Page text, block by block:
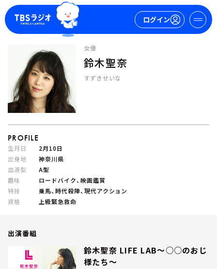
ログイン
マイページ
ログイン
今日の番組表
週間番組表
トピックス
イベント・グッズ
YouTube
会社情報
女優
鈴木聖奈
すずきせいな
PROFILE
生月日
2月10日
出身地
神奈川県
血液型
A型
趣味
ロードバイク、映画鑑賞
特技
乗馬、時代殺陣、現代アクション
資格
上級緊急救命
出演番組
鈴木聖奈 LIFE LAB～○○のおじ
様たち～